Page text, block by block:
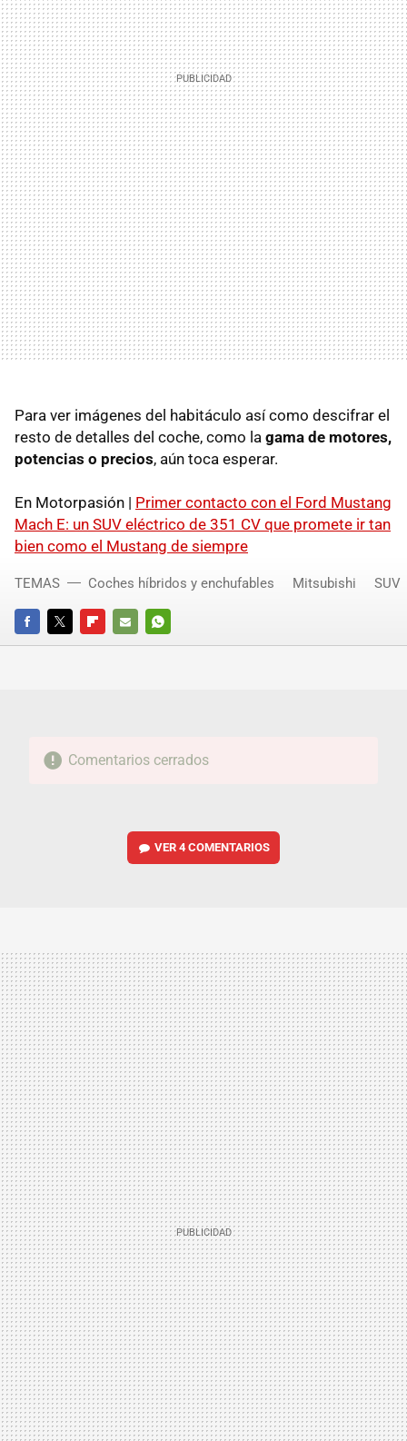
Para ver imágenes del habitáculo así como descifrar el
resto de detalles del coche, como la gama de motores,
potencias o precios, aún toca esperar.
En Motorpasión | Primer contacto con el Ford Mustang
Mach E: un SUV eléctrico de 351 CV que promete ir tan
bien como el Mustang de siempre
FACEBOOKTWITTERFLIPBOARD
E-
WHATSAPP
TEMAS Coches híbridos y enchufables Mitsubishi SUV
Comentarios cerrados
VER4 COMENTARIOS